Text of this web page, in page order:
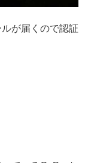
が届くので認証